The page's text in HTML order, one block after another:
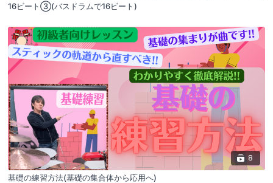
16ビート③(バスドラムで16ビート)
8
基礎の練習方法(基礎の集合体から応用へ)